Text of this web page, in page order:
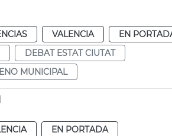
VALENCIA
EN
DEBAT ESTAT CIUTAT
MUNICIPAL
EN PORTADA